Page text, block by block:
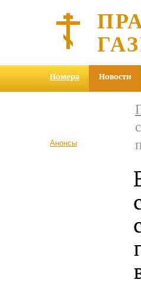
Номера Новости
Анонсы